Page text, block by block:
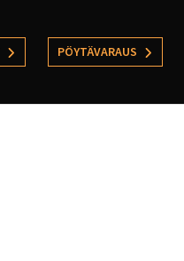
PÖYTÄVARAUS